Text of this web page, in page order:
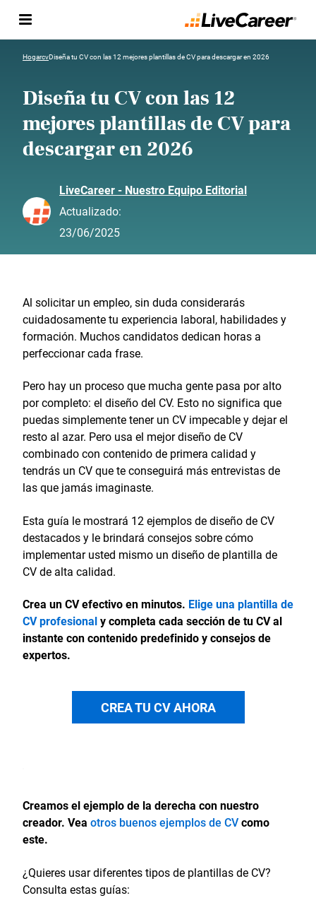
HogarcvDiseña tu CV con las 12 mejores plantillas de CV para descargar en 2026
Diseña tu CV con las 12
mejores plantillas de CV para
descargar en 2026
LiveCareer - Nuestro Equipo Editorial
Actualizado:
23/06/2025
Al solicitar un empleo, sin duda considerarás
cuidadosamente tu experiencia laboral, habilidades y
formación. Muchos candidatos dedican horas a
perfeccionar cada frase.
Pero hay un proceso que mucha gente pasa por alto
por completo: el diseño del CV. Esto no significa que
puedas simplemente tener un CV impecable y dejar el
resto al azar. Pero usa el mejor diseño de CV
combinado con contenido de primera calidad y
tendrás un CV que te conseguirá más entrevistas de
las que jamás imaginaste.
Esta guía le mostrará 12 ejemplos de diseño de CV
destacados y le brindará consejos sobre cómo
implementar usted mismo un diseño de plantilla de
CV de alta calidad.
Crea un CV efectivo en minutos. Elige una plantilla de
CV profesionaly completa cada sección de tu CV al
instante con contenido predefinido y consejos de
expertos.
CREA TU CV AHORA
Creamos el ejemplo de la derecha con nuestro
creador. Vea otros buenos ejemplos de CVcomo
este.
¿Quieres usar diferentes tipos de plantillas de CV?
Consulta estas guías: